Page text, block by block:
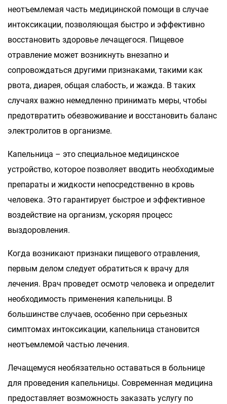
неотъемлемая часть медицинской помощи в случае
интоксикации, позволяющая быстро и эффективно
восстановить здоровье лечащегося. Пищевое
отравление может возникнуть внезапно и
сопровождаться другими признаками, такими как
рвота, диарея, общая слабость, и жажда. В таких
случаях важно немедленно принимать меры, чтобы
предотвратить обезвоживание и восстановить баланс
электролитов в организме.
Капельница – это специальное медицинское
устройство, которое позволяет вводить необходимые
препараты и жидкости непосредственно в кровь
человека. Это гарантирует быстрое и эффективное
воздействие на организм, ускоряя процесс
выздоровления.
Когда возникают признаки пищевого отравления,
первым делом следует обратиться к врачу для
лечения. Врач проведет осмотр человека и определит
необходимость применения капельницы. В
большинстве случаев, особенно при серьезных
симптомах интоксикации, капельница становится
неотъемлемой частью лечения.
Лечащемуся необязательно оставаться в больнице
для проведения капельницы. Современная медицина
предоставляет возможность заказать услугу по